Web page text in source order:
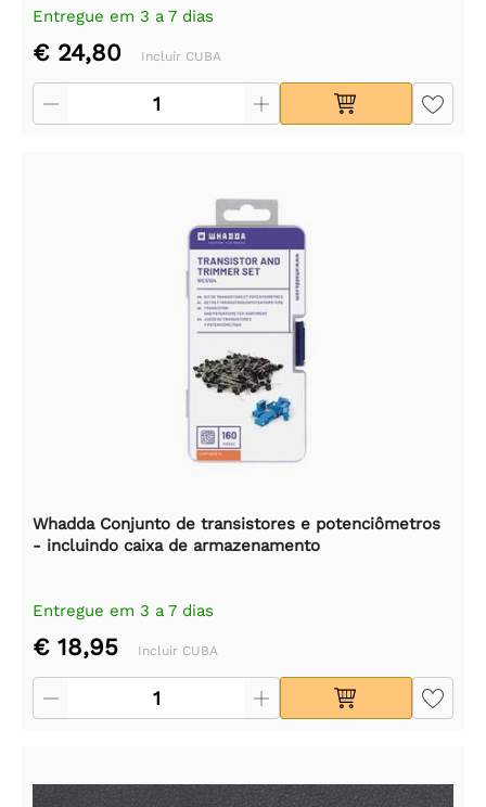
Entregue em 3 a 7 dias
€ 24,80 Incluir CUBA
Whadda Conjunto de transistores e potenciômetros
- incluindo caixa de armazenamento
Entregue em 3 a 7 dias
€ 18,95 Incluir CUBA